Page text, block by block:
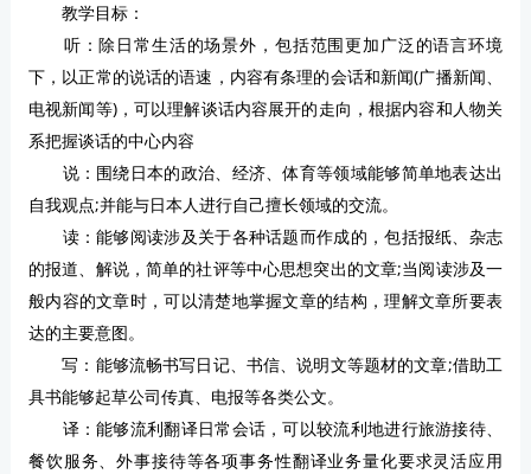
教学目标：
听：除日常生活的场景外，包括范围更加广泛的语言环境
下，以正常的说话的语速，内容有条理的会话和新闻(广播新闻、
电视新闻等)，可以理解谈话内容展开的走向，根据内容和人物关
系把握谈话的中心内容
说：围绕日本的政治、经济、体育等领域能够简单地表达出
自我观点;并能与日本人进行自己擅长领域的交流。
读：能够阅读涉及关于各种话题而作成的，包括报纸、杂志
的报道、解说，简单的社评等中心思想突出的文章;当阅读涉及一
般内容的文章时，可以清楚地掌握文章的结构，理解文章所要表
达的主要意图。
写：能够流畅书写日记、书信、说明文等题材的文章;借助工
具书能够起草公司传真、电报等各类公文。
译：能够流利翻译日常会话，可以较流利地进行旅游接待、
餐饮服务、外事接待等各项事务性翻译业务量化要求灵活应用